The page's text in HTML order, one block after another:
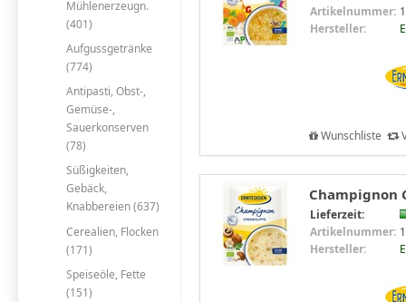
Mühlenerzeugn.
(401)
Aufgussgetränke
(774)
Antipasti, Obst-,
Gemüse-,
Sauerkonserven
(78)
Süßigkeiten,
Gebäck,
Knabbereien (637)
Cerealien, Flocken
(171)
Speiseöle, Fette
(151)
Artikelnummer:
Hersteller:
Wunschliste
Champignon
Lieferzeit:
Artikelnummer:
Hersteller: